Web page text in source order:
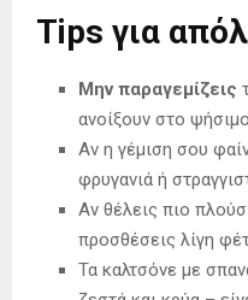
Tips για
Μην παραγεμίζεις
ανοίξουν στο
Αν η γέμιση σου
φρυγανιά ή
Αν θέλεις πιο
προσθέσεις λίγη
Τα καλτσόνε με